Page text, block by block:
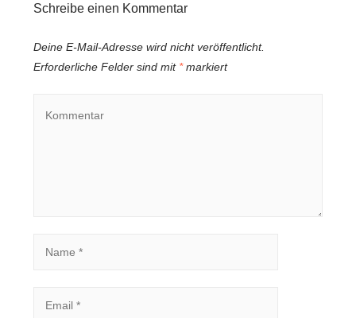
Schreibe einen Kommentar
Deine E-Mail-Adresse wird nicht veröffentlicht.
Erforderliche Felder sind mit *markiert